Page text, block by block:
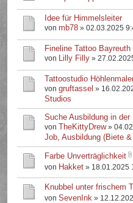
Idee für Himmelsleiter
vonmb78 » 02.03.2025
Fineline Tattoo Bayreuth
von Lilly Filly »
Tattoostudio
vongruftassel »
Studios
Suche Ausbildung in der
von TheKittyDrew»
Job, Ausbildung (Biete
Farbe Unverträglichkeit
von Hakket » 18.01.2025
Knubbel unter frischem
vonSevenInk »